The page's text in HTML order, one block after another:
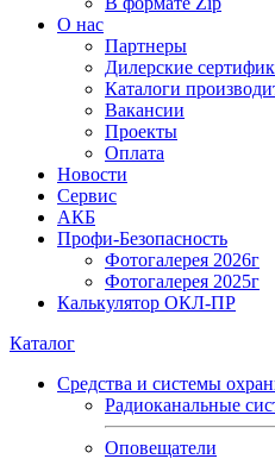
О нас
Партнеры
Дилерские
Каталоги
Вакансии
Проекты
Оплата
Новости
Сервис
АКБ
Профи-Безопасность
Фотогалерея 2026г
Фотогалерея 2025г
Калькулятор ОКЛ-ПР
Каталог
Средства и системы
Радиоканальные
Оповещатели